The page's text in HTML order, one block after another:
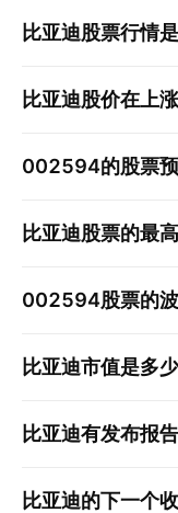
比亚迪股票行情
比亚迪股价在上
002594的股票
比亚迪股票的最
002594股票的
比亚迪市值是多
比亚迪有发布报
比亚迪的下一个